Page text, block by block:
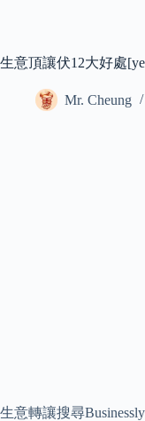
生意頂讓伏12大好處
Mr. Cheung
生意轉讓搜尋